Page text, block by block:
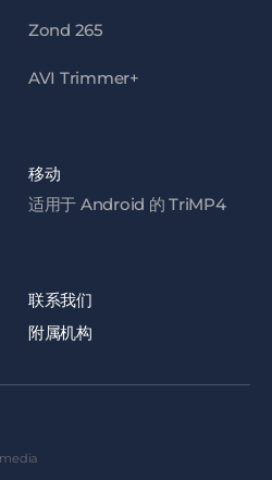
Zond 265
AVI Trimmer+
移动
适用于 Android 的 TriMP4
联系我们
附属机构